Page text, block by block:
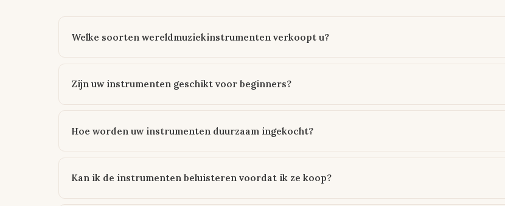
Welke soorten wereldmuziekinstrumenten verkoopt u?
Zijn uw instrumenten geschikt voor beginners?
Hoe worden uw instrumenten duurzaam ingekocht?
Kan ik de instrumenten beluisteren voordat ik ze koop?